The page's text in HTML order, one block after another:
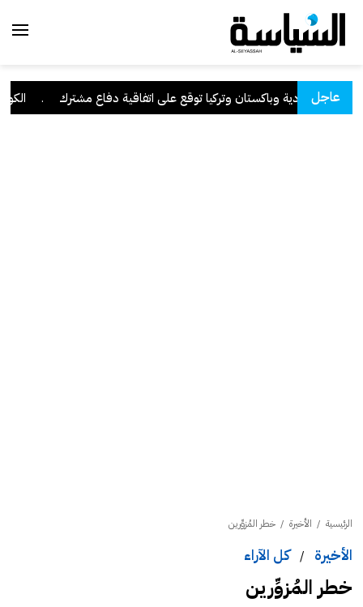
عاجل
السعودية وباكستان وتركيا توقع على اتفاقية دفاع مشترك
الرئيسية / الأخيرة / خطر المُزوِّرين
الأخيرة /كل الآراء
خطر المُزوِّرين